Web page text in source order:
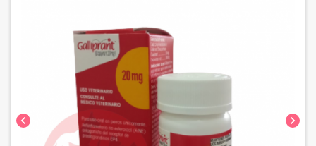
chevron_left chevron_right